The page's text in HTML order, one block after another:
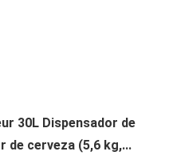
30L Dispensador de
de cerveza (5,6 kg,...